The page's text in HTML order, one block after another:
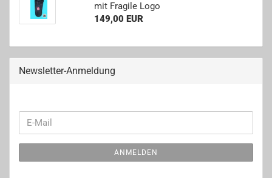
mit Fra­gi­le Logo
149,00 EUR
Newsletter-Anmeldung
WEITER
ZUR
NEWSLETTER-
E-
Mail
ANMELDEN